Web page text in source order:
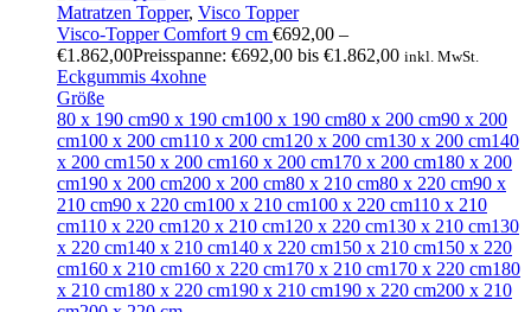
Matratzen Topper, Visco Topper
Visco-Topper Comfort 9 cm €692,00 –
€1.862,00Preisspanne: €692,00 bis €1.862,00 inkl. MwSt.
Eckgummis 4xohne
Größe
80 x 190 cm90 x 190 cm100 x 190 cm80 x 200 cm90 x 200
cm100 x 200 cm110 x 200 cm120 x 200 cm130 x 200 cm140
x 200 cm150 x 200 cm160 x 200 cm170 x 200 cm180 x 200
cm190 x 200 cm200 x 200 cm80 x 210 cm80 x 220 cm90 x
210 cm90 x 220 cm100 x 210 cm100 x 220 cm110 x 210
cm110 x 220 cm120 x 210 cm120 x 220 cm130 x 210 cm130
x 220 cm140 x 210 cm140 x 220 cm150 x 210 cm150 x 220
cm160 x 210 cm160 x 220 cm170 x 210 cm170 x 220 cm180
x 210 cm180 x 220 cm190 x 210 cm190 x 220 cm200 x 210